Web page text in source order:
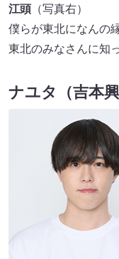
江頭 （写真右）
僕らが東北になんの
東北のみなさんに知
ナユタ（吉本